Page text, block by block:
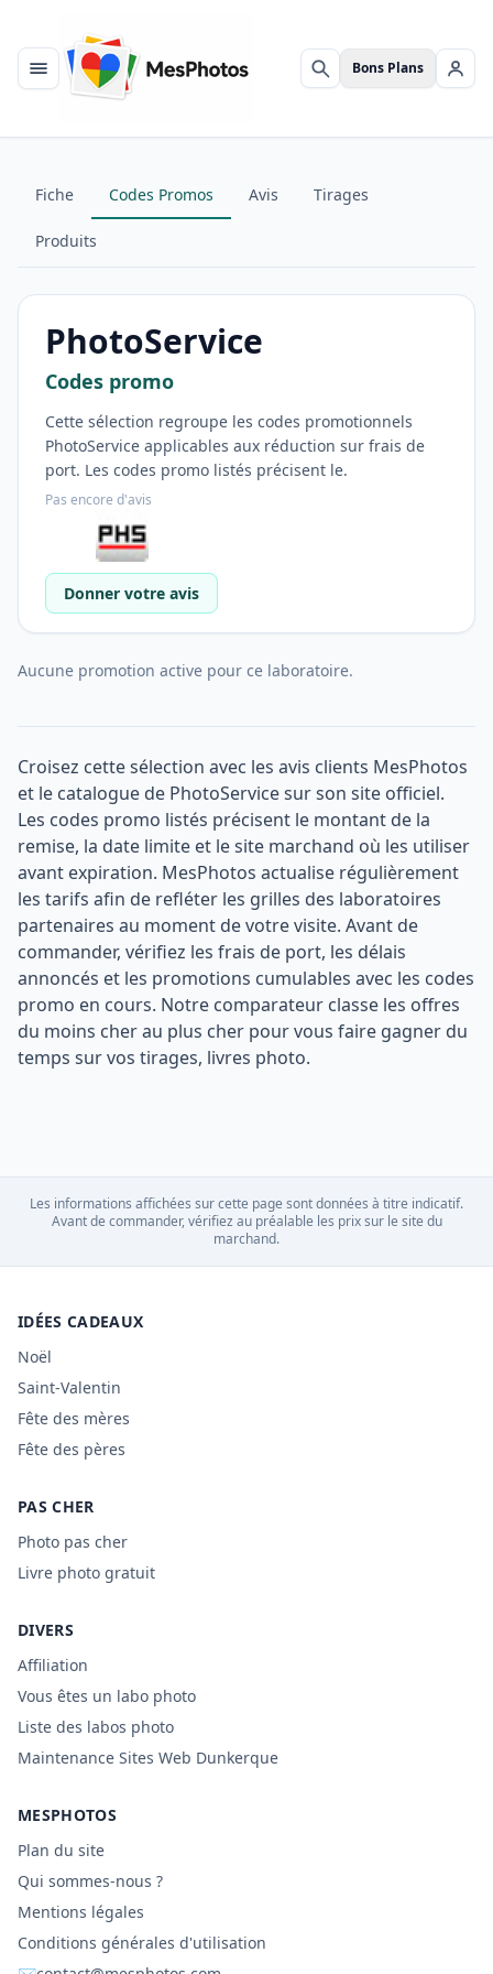
Menu Rechercher
Bons Plans Se
Fiche Codes Promos Avis Tirages
Produits
PhotoService
Codes promo
Cette sélection regroupe les codes promotionnels
PhotoService applicables aux réduction sur frais de
port. Les codes promo listés précisent le.
Pas encore d'avis
Donner votre avis
Aucune promotion active pour ce laboratoire.
Croisez cette sélection avec les avis clients MesPhotos
et le catalogue de PhotoService sur son site officiel.
Les codes promo listés précisent le montant de la
remise, la date limite et le site marchand où les utiliser
avant expiration. MesPhotos actualise régulièrement
les tarifs afin de refléter les grilles des laboratoires
partenaires au moment de votre visite. Avant de
commander, vérifiez les frais de port, les délais
annoncés et les promotions cumulables avec les codes
promo en cours. Notre comparateur classe les offres
du moins cher au plus cher pour vous faire gagner du
temps sur vos tirages, livres photo.
Les informations affichées sur cette page sont données à titre indicatif.
Avant de commander, vérifiez au préalable les prix sur le site du
marchand.
IDÉES CADEAUX
Noël
Saint-Valentin
Fête des mères
Fête des pères
PAS CHER
Photo pas cher
Livre photo gratuit
DIVERS
Affiliation
Vous êtes un labo photo
Liste des labos photo
Maintenance Sites Web Dunkerque
MESPHOTOS
Plan du site
Qui sommes-nous ?
Mentions légales
Conditions générales d'utilisation